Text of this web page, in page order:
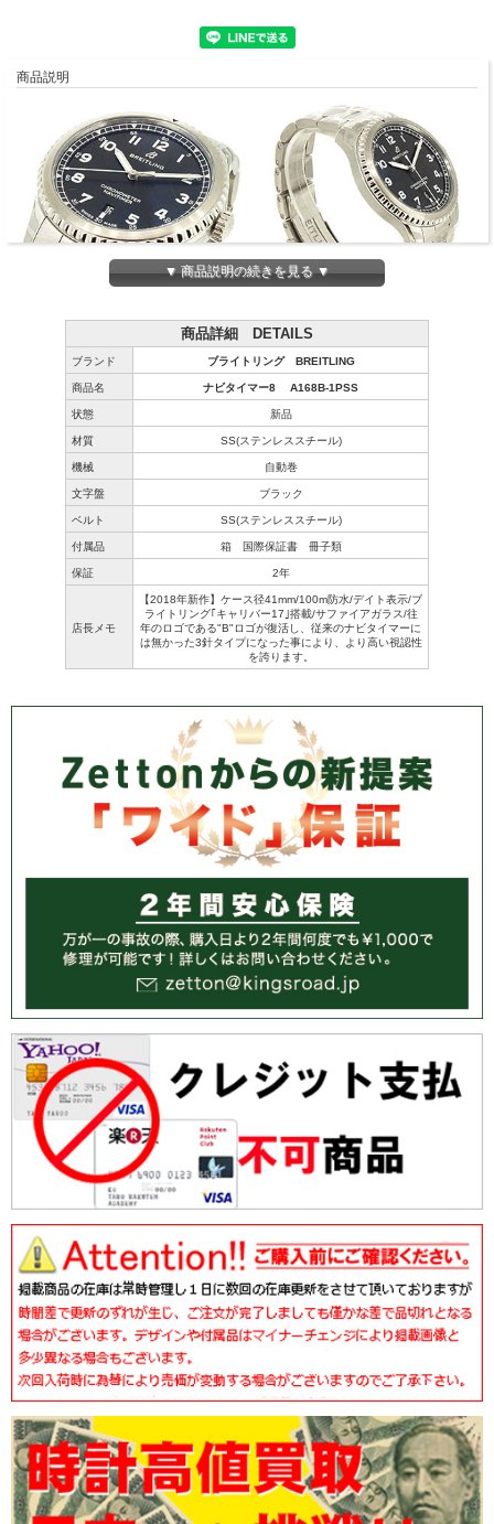
商品説明
▼ 商品説明の続きを見る ▼
商品詳細 DETAILS
ブランド ブライトリング BREITLING
商品名 ナビタイマー8 A168B-1PSS
状態 新品
材質 SS(ステンレススチール)
機械 自動巻
文字盤 ブラック
ベルト SS(ステンレススチール)
付属品 箱 国際保証書 冊子類
保証 2年
店長メモ
【2018年新作】ケース径41mm/100m防水/デイト表示/ブ
ライトリング｢キャリバー17｣搭載/サファイアガラス/往
年のロゴである"B"ロゴが復活し、従来のナビタイマーに
は無かった3針タイプになった事により、より高い視認性
を誇ります。